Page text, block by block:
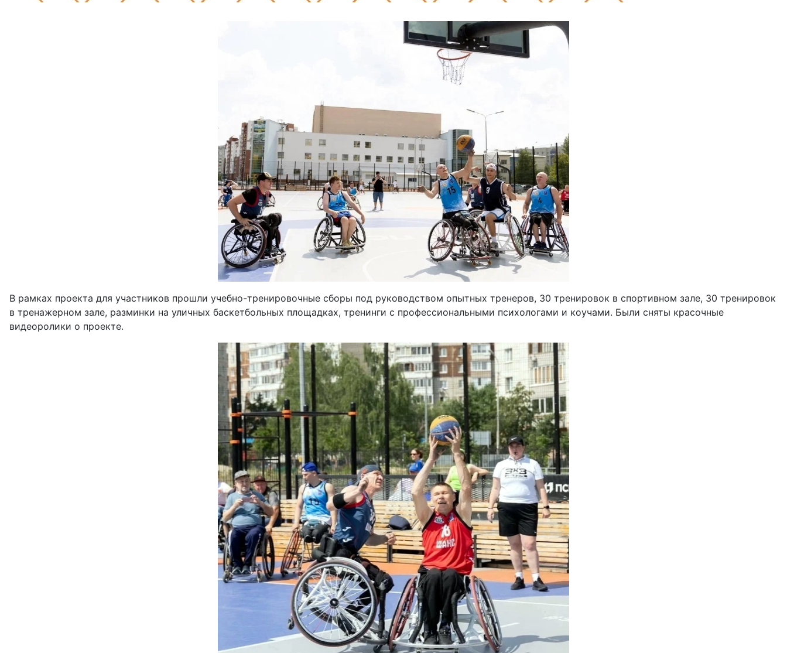
В рамках проекта для участников прошли учебно-тренировочные сборы под руководством опытных тренеров, 30 тренировок в спортивном зале, 30 тренировок
в тренажерном зале, разминки на уличных баскетбольных площадках, тренинги с профессиональными психологами и коучами. Были сняты красочные
видеоролики о проекте.